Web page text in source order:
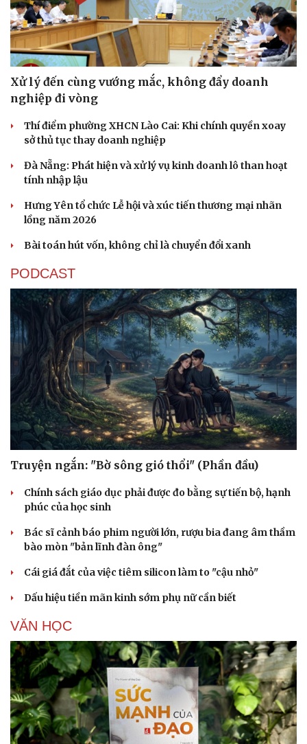
Cải chính
Xử lý đến cùng vướng mắc, không đẩy doanh
nghiệp đi vòng
Thí điểm phường XHCN Lào Cai: Khi chính quyền xoay
sở thủ tục thay doanh nghiệp
Đà Nẵng: Phát hiện và xử lý vụ kinh doanh lô than hoạt
tính nhập lậu
Hưng Yên tổ chức Lễ hội và xúc tiến thương mại nhãn
lồng năm 2026
Bài toán hút vốn, không chỉ là chuyển đổi xanh
PODCAST
Truyện ngắn: "Bờ sông gió thổi" (Phần đầu)
Chính sách giáo dục phải được đo bằng sự tiến bộ, hạnh
phúc của học sinh
Bác sĩ cảnh báo phim người lớn, rượu bia đang âm thầm
bào mòn "bản lĩnh đàn ông"
Cái giá đắt của việc tiêm silicon làm to "cậu nhỏ"
Dấu hiệu tiền mãn kinh sớm phụ nữ cần biết
VĂN HỌC